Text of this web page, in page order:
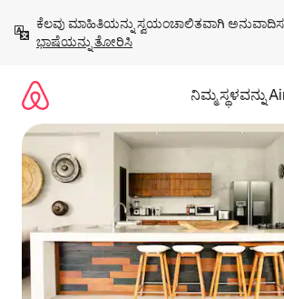
ಹೋಗಿ
ಕೆಲವು ಮಾಹಿತಿಯನ್ನು ಸ್ವಯಂಚಾಲಿತವಾಗಿ
ಭಾಷೆಯನ್ನು ತೋರಿಸಿ
ನಿಮ್ಮ ಸ್ಥಳವನ್ನು